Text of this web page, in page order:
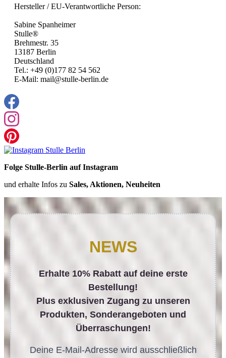
Hersteller / EU-Verantwortliche Person:
Sabine Spanheimer
Stulle®
Brehmestr. 35
13187 Berlin
Deutschland
Tel.: +49 (0)177 82 54 562
E-Mail: mail@stulle-berlin.de
Folge Stulle-Berlin auf Instagram
und erhalte Infos zu Sales, Aktionen, Neuheiten
NEWS
Erhalte 10% Rabatt auf deine erste
Bestellung!
Plus exklusiven Zugang zu unseren
Produkten, Sonderangeboten und
Überraschungen!
Deine E-Mail-Adresse wird ausschließlich